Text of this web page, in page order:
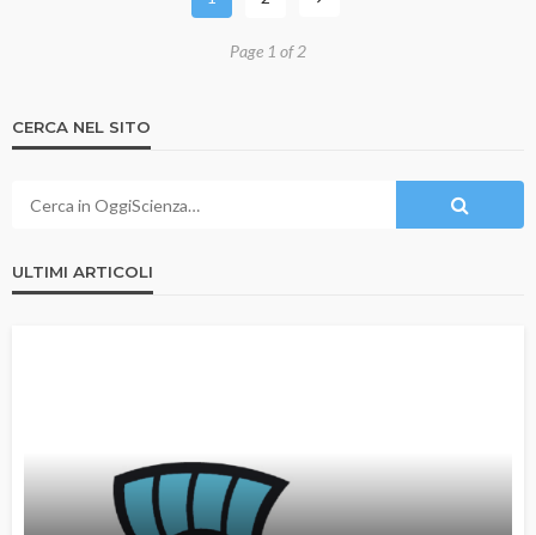
Page 1 of 2
CERCA NEL SITO
ULTIMI ARTICOLI